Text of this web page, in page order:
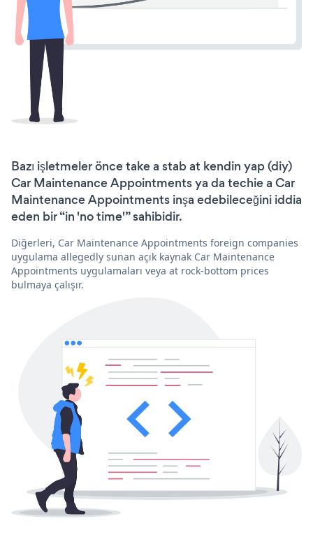
Bazı işletmeler önce take a stab at kendin yap (diy)
Car Maintenance Appointments ya da techie a Car
Maintenance Appointments inşa edebileceğini iddia
eden bir “in 'no time'” sahibidir.
Diğerleri, Car Maintenance Appointments foreign companies
uygulama allegedly sunan açık kaynak Car Maintenance
Appointments uygulamaları veya at rock-bottom prices
bulmaya çalışır.